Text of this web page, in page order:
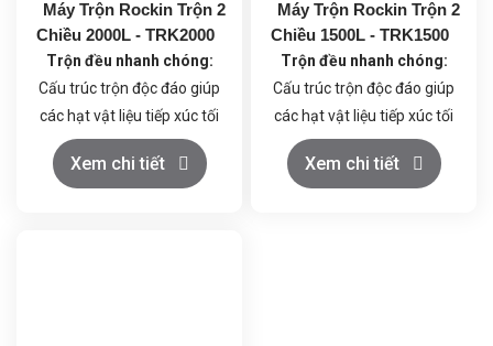
Máy Trộn Rockin Trộn 2
Chiều 2000L - TRK2000
Trộn đều nhanh chóng:
Cấu trúc trộn độc đáo giúp
các hạt vật liệu tiếp xúc tối
đa, đảm bảo hỗn hợp đồng
nhất trong thời gian ngắn.
Xem chi tiết
Máy Trộn Rockin Trộn 2
Chiều 1500L - TRK1500
Trộn đều nhanh chóng:
Cấu trúc trộn độc đáo giúp
các hạt vật liệu tiếp xúc tối
đa, đảm bảo hỗn hợp đồng
nhất trong thời gian ngắn.
Xem chi tiết